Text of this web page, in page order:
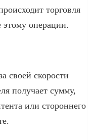
торговля
операции.
своей скорости
получает сумму,
или стороннего